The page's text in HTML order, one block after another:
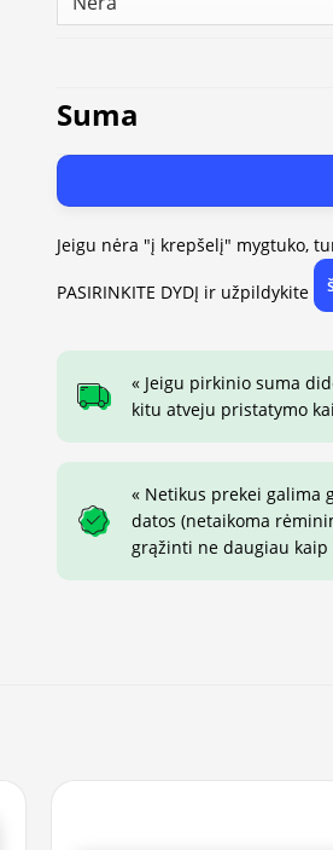
Suma
Jeigu nėra "į krepšelį" mygtuko,
PASIRINKITE DYDĮ ir užpildykite
« Jeigu pirkinio suma
kitu atveju pristatymo
« Netikus prekei galima
datos (netaikoma
grąžinti ne daugiau kaip